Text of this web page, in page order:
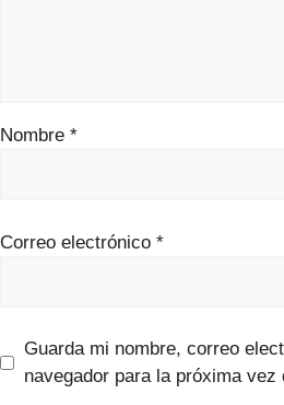
Nombre *
Correo electrónico *
Guarda mi nombre, correo
navegador para la próxima vez